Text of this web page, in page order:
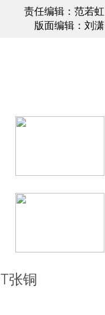
责任编辑：范若虹
版面编辑：刘潇
张铜